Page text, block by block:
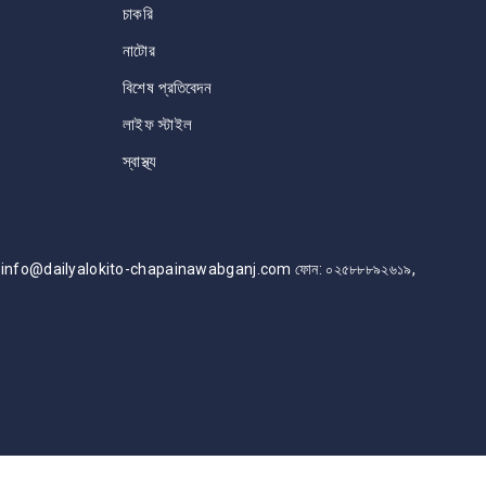
চাকরি
নাটোর
বিশেষ প্রতিবেদন
লাইফ স্টাইল
স্বাস্থ্য
chapainawabganj.com ফোন: ০২৫৮৮৮৯২৬১৯,